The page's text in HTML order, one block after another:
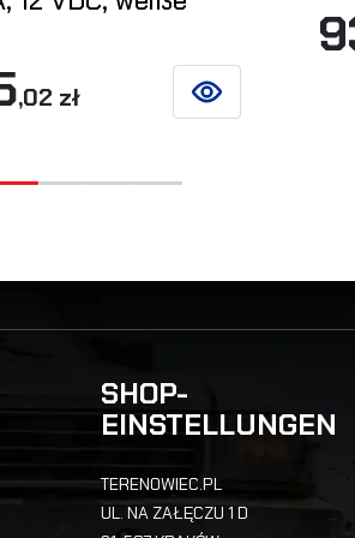
,02 zł SIEHE DETAILS
SHOP-
EINSTELLUNGEN
TERENOWIEC.PL
UL. NA ZAŁĘCZU 1 D